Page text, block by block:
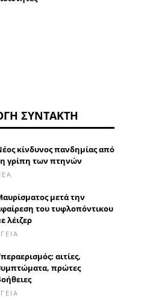
ΣΥΝΤΆΚΤΗ
κίνδυνος πανδημίας από
γρίπη των πτηνών
μετά την
του τυφλοπόντικου
λέιζερ
αιτίες,
πρώτες